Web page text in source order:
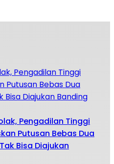
Pengadilan Tinggi
Putusan Bebas Dua
Bisa Diajukan